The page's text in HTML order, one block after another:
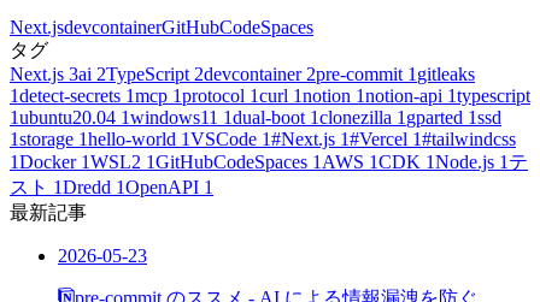
Next.jsdevcontainerGitHubCodeSpaces
タグ
Next.js 3ai 2TypeScript 2devcontainer 2pre-commit 1 gitleaks
1detect-secrets 1mcp 1protocol 1curl 1notion 1notion-api 1typescript
1ubuntu20.04 1windows11 1dual-boot 1clonezilla 1 gparted 1ssd
1storage 1hello-world 1VSCode 1#Next.js 1#Vercel 1#tailwindcss
1Docker 1WSL2 1GitHubCodeSpaces 1 AWS 1CDK 1Node.js 1 テ
スト 1Dredd 1OpenAPI 1
最新記事
2026-05-23
pre-commit のススメ - AI による情報漏洩を防ぐ